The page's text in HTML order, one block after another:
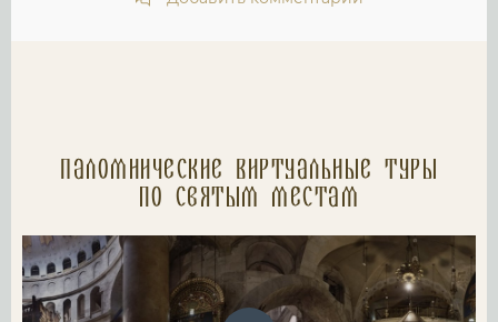
Паломнические Виртуальные туры
по святым местам